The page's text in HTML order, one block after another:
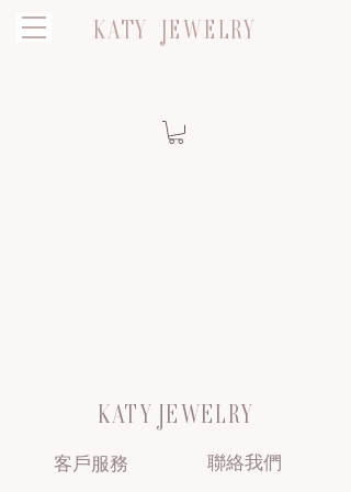
KATY JEWELRY
KATY JEWELRY
客戶服務 聯絡我們